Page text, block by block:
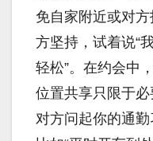
免自家附近或对
方坚持，试着说“
轻松”。在约会中
位置共享只限于
对方问起你的通